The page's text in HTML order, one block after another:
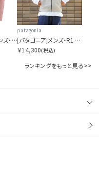
[パタゴニア]ウィメンズ・フーディニ・ジャケット
patagonia
[パタゴニア]メンズ・R1 エア・ベスト
￥14,300(税込)
ランキングをもっと見る>>